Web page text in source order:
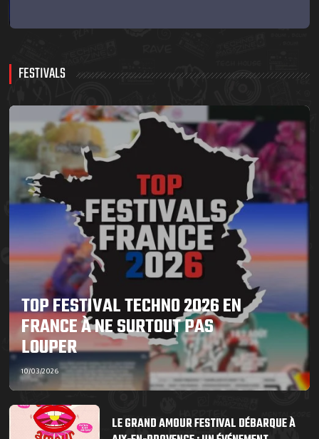
FESTIVALS
TOP FESTIVAL TECHNO 2026 EN
FRANCE À NE SURTOUT PAS
LOUPER
10/03/2026
LE GRAND AMOUR FESTIVAL DÉBARQUE À